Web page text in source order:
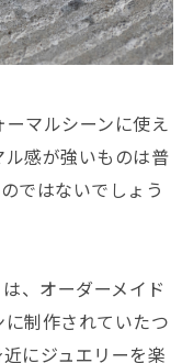
ーマルシーンに使え
ル感が強いものは普
ではないでしょう
、オーダーメイド
制作されていたつ
にジュエリーを楽